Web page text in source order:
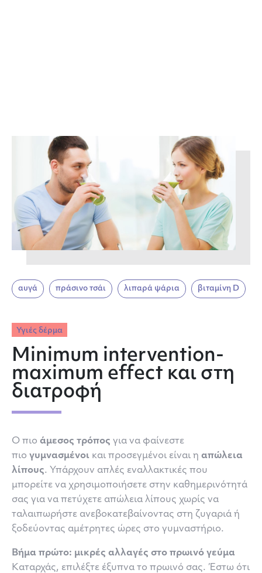
αυγά πράσινο τσάι λιπαρά ψάρια βιταμίνη D
Υγιές δέρμα
Minimum intervention-
maximum effect και στη
διατροφή
Ο πιο άμεσος τρόπος για να φαίνεστε
πιο γυμνασμένοι και προσεγμένοι είναι η απώλεια
λίπους. Υπάρχουν απλές εναλλακτικές που
μπορείτε να χρησιμοποιήσετε στην καθημερινότητά
σας για να πετύχετε απώλεια λίπους χωρίς να
ταλαιπωρήστε ανεβοκατεβαίνοντας στη ζυγαριά ή
ξοδεύοντας αμέτρητες ώρες στο γυμναστήριο.
Βήμα πρώτο: μικρές αλλαγές στο πρωινό γεύμα
Καταρχάς, επιλέξτε έξυπνα το πρωινό σας. Έστω ότι